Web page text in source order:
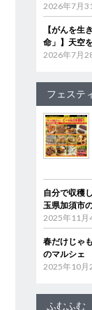
2026年7月
【がんを生
命」】天空
2026年7月
フェステ
自分で収穫
玉県加須市
2025年11月
春だけじゃ
のマルシェ
2025年10月
ふむふむ